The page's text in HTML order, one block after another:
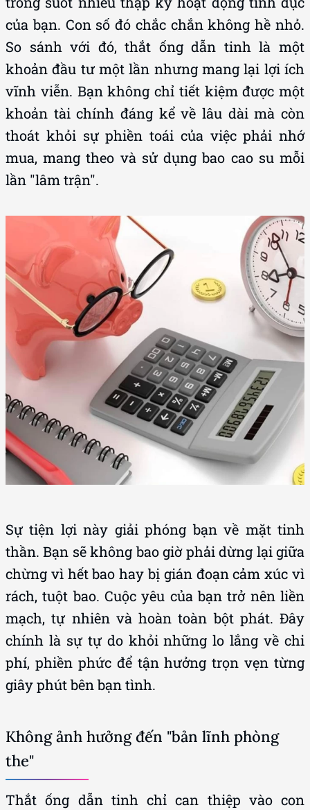
của bạn. Con số đó chắc chắn không hề nhỏ.
So sánh với đó, thắt ống dẫn tinh là một
khoản đầu tư một lần nhưng mang lại lợi ích
vĩnh viễn. Bạn không chỉ tiết kiệm được một
khoản tài chính đáng kể về lâu dài mà còn
thoát khỏi sự phiền toái của việc phải nhớ
mua, mang theo và sử dụng bao cao su mỗi
lần "lâm trận".
Sự tiện lợi này giải phóng bạn về mặt tinh
thần. Bạn sẽ không bao giờ phải dừng lại giữa
chừng vì hết bao hay bị gián đoạn cảm xúc vì
rách, tuột bao. Cuộc yêu của bạn trở nên liền
mạch, tự nhiên và hoàn toàn bột phát. Đây
chính là sự tự do khỏi những lo lắng về chi
phí, phiền phức để tận hưởng trọn vẹn từng
giây phút bên bạn tình.
Không ảnh hưởng đến "bản lĩnh phòng
the"
Thắt ống dẫn tinh chỉ can thiệp vào con